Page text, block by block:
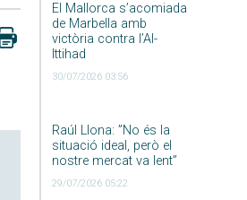
El Mallorca s’acomiada
de Marbella amb
victòria contra l’Al-
Ittihad
30/07/2026 03:56
Raúl Llona: ”No és la
situació ideal, però el
nostre mercat va lent”
29/07/2026 05:22